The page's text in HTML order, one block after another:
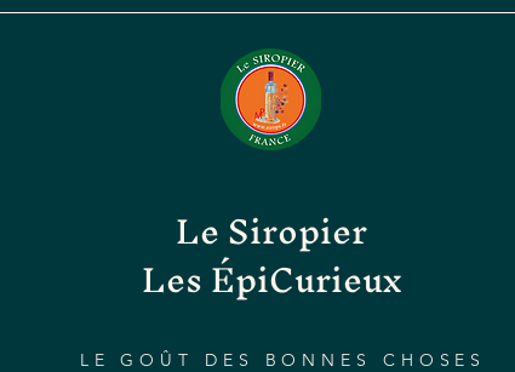
Le Siropier
Les ÉpiCurieux
LE GOÛT DES BONNES CHOSES